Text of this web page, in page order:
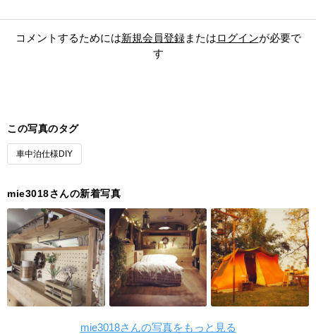
コメントするためには新規会員登録またはログインが必要で
す
この写真のタグ
車中泊仕様DIY
mie3018さんの新着写真
mie3018さんの写真をもっと見る